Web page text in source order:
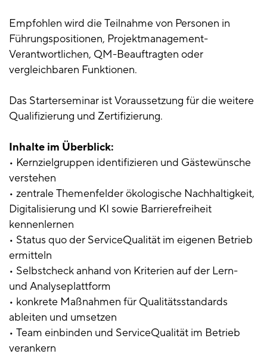
Empfohlen wird die Teilnahme von Personen in
Führungspositionen, Projektmanagement-
Verantwortlichen, QM-Beauftragten oder
vergleichbaren Funktionen.
Das Starterseminar ist Voraussetzung für die weitere
Qualifizierung und Zertifizierung.
Inhalte im Überblick:
• Kernzielgruppen identifizieren und Gästewünsche
verstehen
• zentrale Themenfelder ökologische Nachhaltigkeit,
Digitalisierung und KI sowie Barrierefreiheit
kennenlernen
• Status quo der ServiceQualität im eigenen Betrieb
ermitteln
• Selbstcheck anhand von Kriterien auf der Lern-
und Analyseplattform
• konkrete Maßnahmen für Qualitätsstandards
ableiten und umsetzen
• Team einbinden und ServiceQualität im Betrieb
verankern